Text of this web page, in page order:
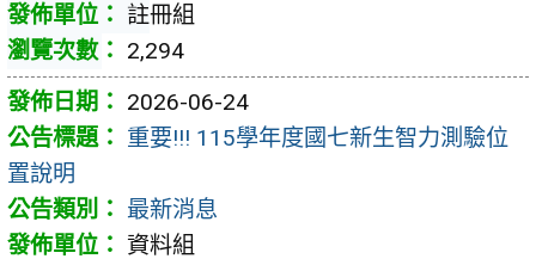
註冊組
2,294
2026-06-24
重要!!! 115學年度國七新生智力測驗位
置說明
最新消息
資料組